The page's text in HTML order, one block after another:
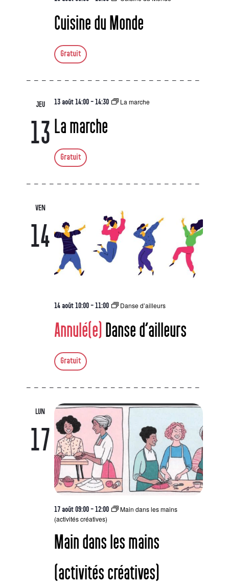
Cuisine du Monde
Gratuit
JEU
13 La marche
13 août 14:00-14:30 La marche
Gratuit
VEN
14
Annulé(e) Danse d’ailleurs
14 août 10:00-11:00 Danse d’ailleurs
Gratuit
LUN
17
Main dans les mains
(activités créatives)
17 août 09:00-12:00
Main dans les mains
(activités créatives)